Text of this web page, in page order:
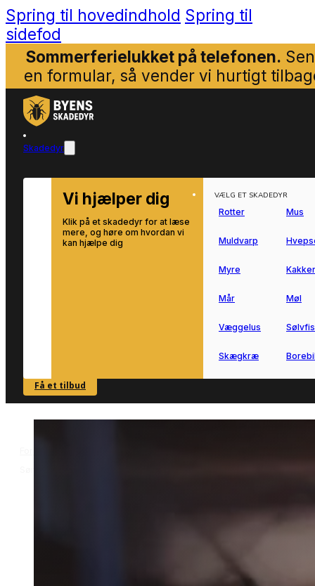
Spring til hovedindhold Spring til
sidefod
Sommerferielukket på telefonen.
en formular, så vender vi hurtigt
Skadedyr
Vi hjælper dig
Klik på et skadedyr for at læse
mere, og høre om hvordan vi
kan hjælpe dig
SE OVERSIGT
VÆLG ET SKADEDYR
Rotter Mus
Muldvarp
Myre
Mår Møl
Væggelus
Skægkræ
Få et tilbud